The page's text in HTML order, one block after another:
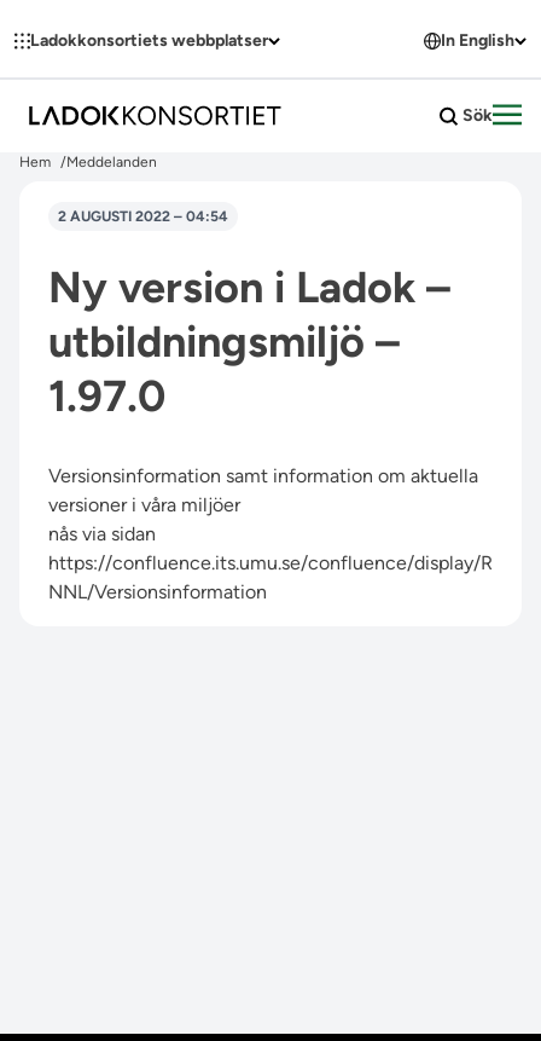
Ladokkonsortiets webbplatser In English
Sök
Hem Meddelanden
2 AUGUSTI 2022 – 04:54
Ny version i Ladok –
utbildningsmiljö –
1.97.0
Versionsinformation samt information om aktuella
versioner i våra miljöer
nås via sidan
https://confluence.its.umu.se/confluence/display/R
NNL/Versionsinformation